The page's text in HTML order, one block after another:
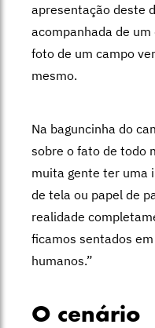
apresentação deste
acompanhada de
foto de um campo
mesmo.
Na baguncinha do
sobre o fato de todo
muita gente ter uma
de tela ou papel de
realidade
ficamos sentados
humanos.”
O cenário